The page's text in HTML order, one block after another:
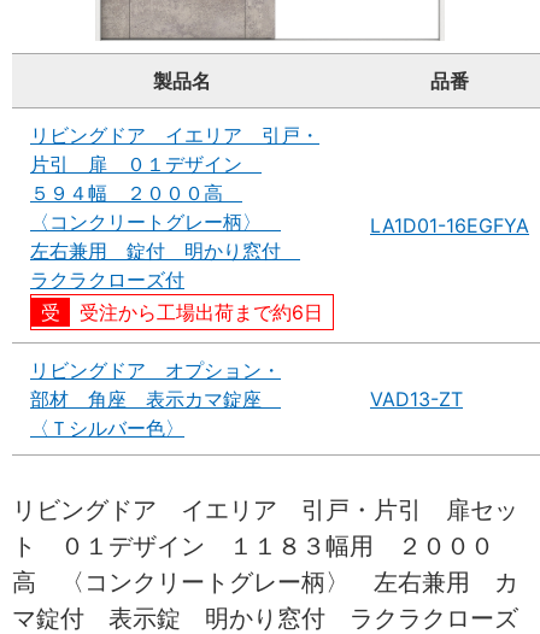
製品名 品番
リビングドア イエリア 引戸・
片引 扉 ０１デザイン
５９４幅 ２０００高
〈コンクリートグレー柄〉
左右兼用 錠付 明かり窓付
ラクラクローズ付
受注から工場出荷まで約6日
LA1D01-16EGFYA
リビングドア オプション・
部材 角座 表示カマ錠座
〈Ｔシルバー色〉
VAD13-ZT
リビングドア イエリア 引戸・片引 扉セッ
ト ０１デザイン １１８３幅用 ２０００
高 〈コンクリートグレー柄〉 左右兼用 カ
マ錠付 表示錠 明かり窓付 ラクラクローズ